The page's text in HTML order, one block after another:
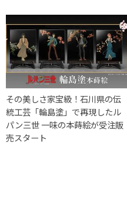
その美しさ家宝級！石川県の伝
統工芸「輪島塗」で再現したル
パン三世 一味の本蒔絵が受注販
売スタート